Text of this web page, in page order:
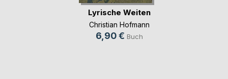
Lyrische Weiten
Christian Hofmann
6,90 € Buch